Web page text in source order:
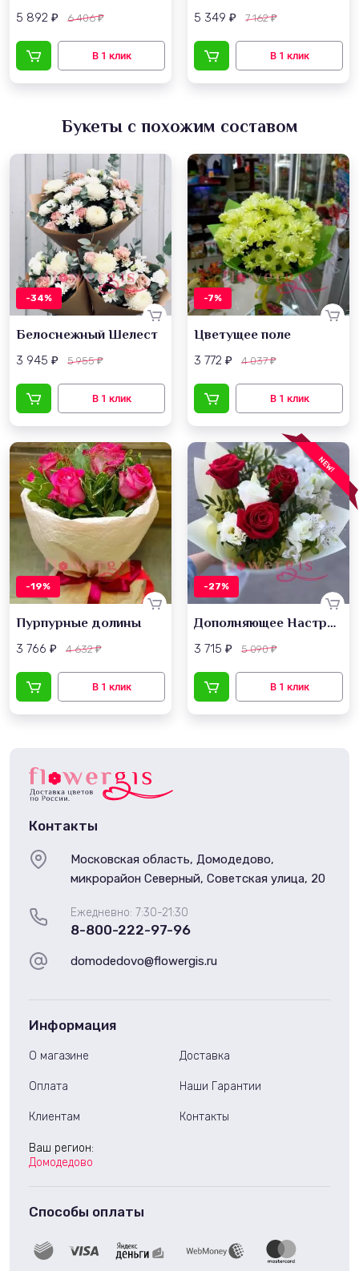
5 892 ₽ 6 406₽ 5 349 ₽ 7 162₽
Букеты с похожим составом
-34%
Белоснежный Шелест
3 945 ₽ 5 955₽
-7%
Цветущее поле
3 772 ₽ 4 037₽
-19%
Пурпурные долины
3 766 ₽ 4 632₽
NEW!
-27%
Дополняющее Настроение
3 715 ₽ 5 090₽
Контакты
Ежедневно: 7:30-21:30
8-800-222-97-96
Московская область, Домодедово,
микрорайон Северный, Советская улица, 20
domodedovo@flowergis.ru
Информация
О магазине Доставка
Оплата Наши Гарантии
Клиентам Контакты
Ваш регион:
Домодедово
Способы оплаты